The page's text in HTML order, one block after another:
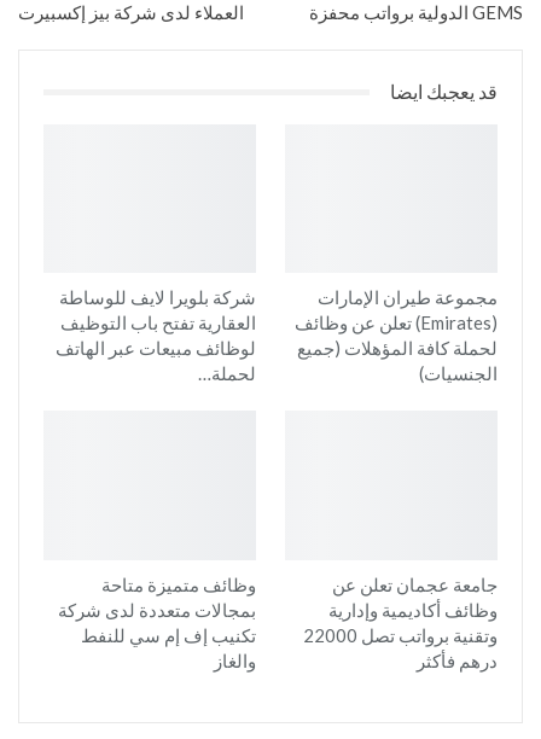
GEMS الدولية برواتب محفزة
العملاء لدى شركة بيز إكسبيرت
قد يعجبك ايضا
مجموعة طيران الإمارات
(Emirates) تعلن عن وظائف
لحملة كافة المؤهلات (جميع
الجنسيات)
شركة بلويرا لايف للوساطة
العقارية تفتح باب التوظيف
لوظائف مبيعات عبر الهاتف
لحملة…
جامعة عجمان تعلن عن
وظائف أكاديمية وإدارية
وتقنية برواتب تصل 22000
درهم فأكثر
وظائف متميزة متاحة
بمجالات متعددة لدى شركة
تكنيب إف إم سي للنفط
والغاز